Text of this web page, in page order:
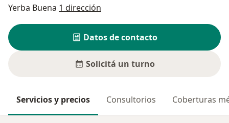
Yerba Buena 1 dirección
Datos de contacto
Solicitá un turno
Servicios y precios Consultorios Coberturas